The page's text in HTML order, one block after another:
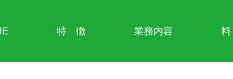
特 徴 業務内容